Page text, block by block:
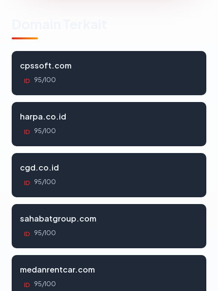
cpssoft.com
ID 95/100
harpa.co.id
ID 95/100
cgd.co.id
ID 95/100
sahabatgroup.com
ID 95/100
medanrentcar.com
ID 95/100